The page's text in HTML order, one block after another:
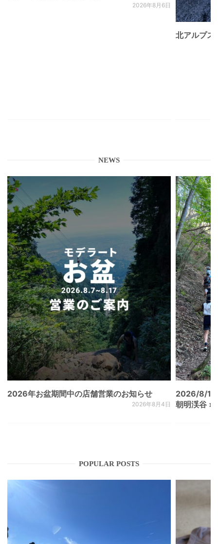
2026年8月6日
北アルプ
NEWS
2026年お盆期間中の店舗営業のお知らせ
2026年8月4日
2026/8/
朝明渓谷 ×
POPULAR POSTS